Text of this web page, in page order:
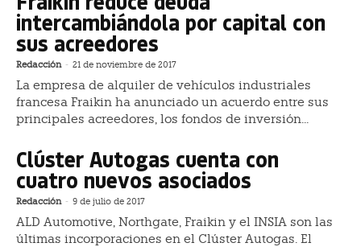
intercambiándola por capital con
sus acreedores
Redacción - 21 de noviembre de 2017
La empresa de alquiler de vehículos industriales
francesa Fraikin ha anunciado un acuerdo entre sus
principales acreedores, los fondos de inversión...
Clúster Autogas cuenta con
cuatro nuevos asociados
Redacción - 9 de julio de 2017
ALD Automotive, Northgate, Fraikin y el INSIA son las
últimas incorporaciones en el Clúster Autogas. El